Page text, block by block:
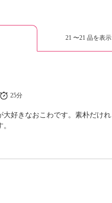
21 〜21 品を表
25分
好きなおこわです。素朴だけ